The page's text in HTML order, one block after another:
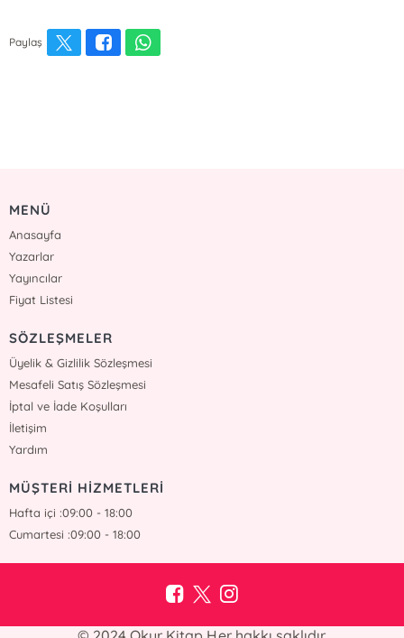
Paylaş
MENÜ
Anasayfa
Yazarlar
Yayıncılar
Fiyat Listesi
SÖZLEŞMELER
Üyelik & Gizlilik Sözleşmesi
Mesafeli Satış Sözleşmesi
İptal ve İade Koşulları
İletişim
Yardım
MÜŞTERİ HİZMETLERİ
Hafta içi :09:00 - 18:00
Cumartesi :09:00 - 18:00